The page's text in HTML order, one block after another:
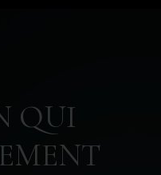
QUI